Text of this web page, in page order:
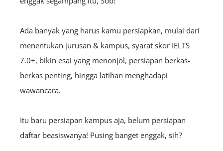
Ada banyak yang harus kamu persiapkan, mulai dari
menentukan jurusan & kampus, syarat skor IELTS
7.0+, bikin esai yang menonjol, persiapan berkas-
berkas penting, hingga latihan menghadapi
wawancara.
Itu baru persiapan kampus aja, belum persiapan
daftar beasiswanya! Pusing banget enggak, sih?